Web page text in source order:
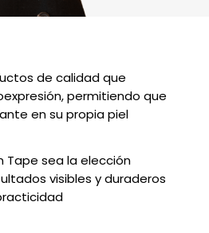
de calidad que
permitiendo que
en su propia piel
Tape sea la elección
visibles y duraderos